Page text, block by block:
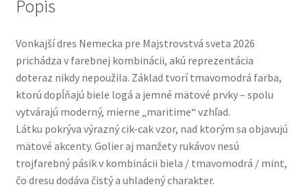
Popis
Vonkajší dres Nemecka pre Majstrovstvá sveta 2026
prichádza v farebnej kombinácii, akú reprezentácia
doteraz nikdy nepoužila. Základ tvorí tmavomodrá farba,
ktorú dopĺňajú biele logá a jemné mätové prvky – spolu
vytvárajú moderný, mierne „maritime“ vzhľad.
Látku pokrýva výrazný cik-cak vzor, nad ktorým sa objavujú
mätové akcenty. Golier aj manžety rukávov nesú
trojfarebný pásik v kombinácii biela / tmavomodrá / mint,
čo dresu dodáva čistý a uhladený charakter.